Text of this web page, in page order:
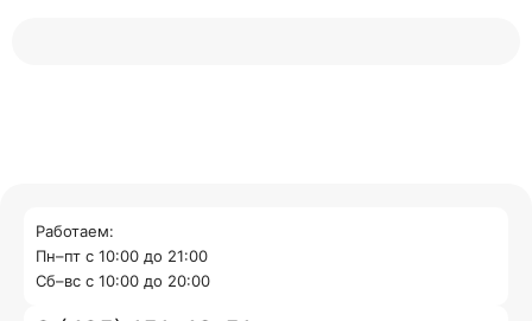
Работаем:
Пн–пт с 10:00 до 21:00
Cб–вс с 10:00 до 20:00